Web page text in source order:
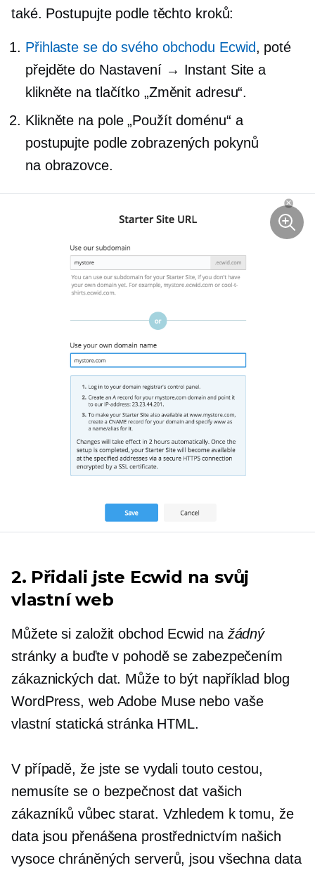
také. Postupujte podle těchto kroků:
Přihlaste se do svého obchodu Ecwid, poté
přejděte do Nastavení → Instant Site a
klikněte na tlačítko „Změnit adresu“.
Klikněte na pole „Použít doménu“ a
postupujte podle zobrazených pokynů
na obrazovce.
2. Přidali jste Ecwid na svůj
vlastní web
Můžete si založit obchod Ecwid na žádný
stránky a buďte v pohodě se zabezpečením
zákaznických dat. Může to být například blog
WordPress, web Adobe Muse nebo vaše
vlastní statická stránka HTML.
V případě, že jste se vydali touto cestou,
nemusíte se o bezpečnost dat vašich
zákazníků vůbec starat. Vzhledem k tomu, že
data jsou přenášena prostřednictvím našich
vysoce chráněných serverů, jsou všechna data